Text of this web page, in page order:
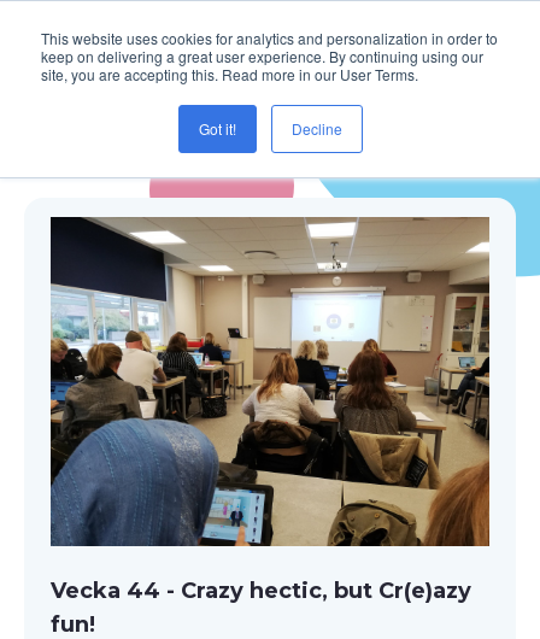
This website uses cookies for analytics and personalization in order to
keep on delivering a great user experience. By continuing using our
site, you are accepting this. Read more in our User Terms.
Got it! Decline
Blogg ( vecka44 )
Vecka 44 - Crazy hectic, but Cr(e)azy
fun!